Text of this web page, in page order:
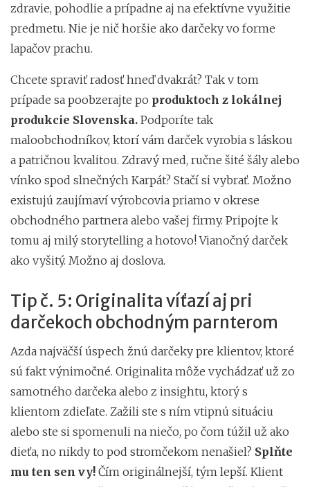
zdravie, pohodlie a prípadne aj na efektívne využitie
predmetu. Nie je nič horšie ako darčeky vo forme
lapačov prachu.
Chcete spraviť radosť hneď dvakrát? Tak v tom
prípade sa poobzerajte po produktoch z lokálnej
produkcie Slovenska. Podporíte tak
maloobchodníkov, ktorí vám darček vyrobia s láskou
a patričnou kvalitou. Zdravý med, ručne šité šály alebo
vínko spod slnečných Karpát? Stačí si vybrať. Možno
existujú zaujímaví výrobcovia priamo v okrese
obchodného partnera alebo vašej firmy. Pripojte k
tomu aj milý storytelling a hotovo! Vianočný darček
ako vyšitý. Možno aj doslova.
Tip č. 5: Originalita víťazí aj pri
darčekoch obchodným parnterom
Azda najväčší úspech žnú darčeky pre klientov, ktoré
sú fakt výnimočné. Originalita môže vychádzať už zo
samotného darčeka alebo z insightu, ktorý s
klientom zdieľate. Zažili ste s ním vtipnú situáciu
alebo ste si spomenuli na niečo, po čom túžil už ako
dieťa, no nikdy to pod stromčekom nenašiel? Splňte
mu ten sen vy! Čím originálnejší, tým lepší. Klient